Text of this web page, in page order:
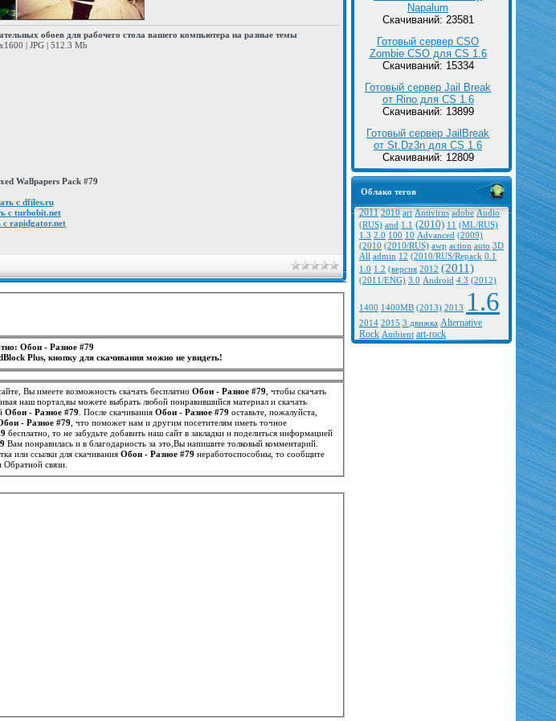
Napalum
Скачиваний: 23581
Готовый сервер CSO
Zombie CSO для CS 1.6
Скачиваний: 15334
Готовый сервер Jail Break
от Rino для CS 1.6
Скачиваний: 13899
Готовый сервер JailBreak
от St.Dz3n для CS 1.6
Скачиваний: 12809
Облако тегов
2011 2010 art Antivirus adobe Audio
(RUS) and 1.1 (2010) 11 (ML/RUS)
1.3 2.0 100 10 Advanced (2009)
(2010 (2010/RUS) awp action auto 3D
All admin 12 (2010/RUS/Repack 0.1
1.0 1.2 (версия 2012 (2011)
(2011/ENG) 3.0 Android 4.3 (2012)
1400 1400MB (2013) 2013 1.6
2014 2015 3 движка Alternative
Rock Ambient art-rock
обоев для рабочего стола вашего компьютера на разные темы
| JPG | 512.3 Mb
Wallpapers Pack #79
с dfiles.ru
с turbobit.net
с rapidgator.net
Обои - Разное #79
Plus, кнопку для скачивания можно не увидеть!
Вы имеете возможность скачать бесплатноОбои - Разное #79 , чтобы скачать
наш портал,вы можете выбрать любой понравившийся материал и скачать
Обои - Разное #79 . После скачиванияОбои - Разное #79 оставьте, пожалуйста,
- Разное #79 , что поможет нам и другим посетителям иметь точное
бесплатно, то не забудьте добавить наш сайт в закладки и поделиться информацией
Вам понравилась и в благодарность за это,Вы напишите толковый комментарий.
или ссылки для скачиванияОбои - Разное #79 неработоспособны, то сообщите
связи.